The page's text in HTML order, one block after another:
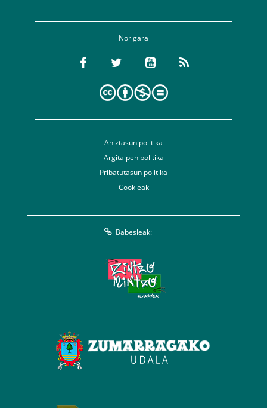
Nor gara
Aniztasun politika
Argitalpen politika
Pribatutasun politika
Cookieak
Babesleak: